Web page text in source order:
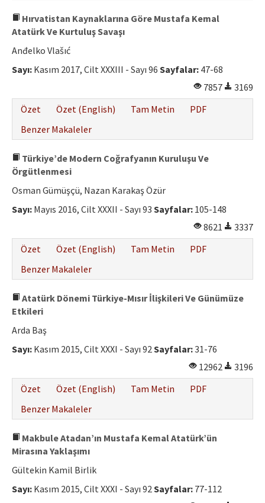
Hırvatistan Kaynaklarına Göre Mustafa Kemal
Atatürk Ve Kurtuluş Savaşı
Anđelko Vlašıć
Sayı: Kasım 2017, Cilt XXXIII - Sayı 96 Sayfalar: 47-68
7857
3169
Özet
Özet (English) Tam Metin
PDF
Benzer Makaleler
Türkiye’de Modern Coğrafyanın Kuruluşu Ve
Örgütlenmesi
Osman Gümüşçü, Nazan Karakaş Özür
Sayı: Mayıs 2016, Cilt XXXII - Sayı 93 Sayfalar: 105-148
8621
3337
Özet
Özet (English) Tam Metin
PDF
Benzer Makaleler
Atatürk Dönemi Türkiye-Mısır İlişkileri Ve Günümüze
Etkileri
Arda Baş
Sayı: Kasım 2015, Cilt XXXI - Sayı 92Sayfalar:31-76
12962
3196
Özet
Özet (English) Tam Metin
PDF
Benzer Makaleler
Makbule Atadan’ın Mustafa Kemal Atatürk’ün
Mirasına Yaklaşımı
Gültekin Kamil Birlik
Sayı: Kasım 2015, Cilt XXXI - Sayı 92Sayfalar: 77-112